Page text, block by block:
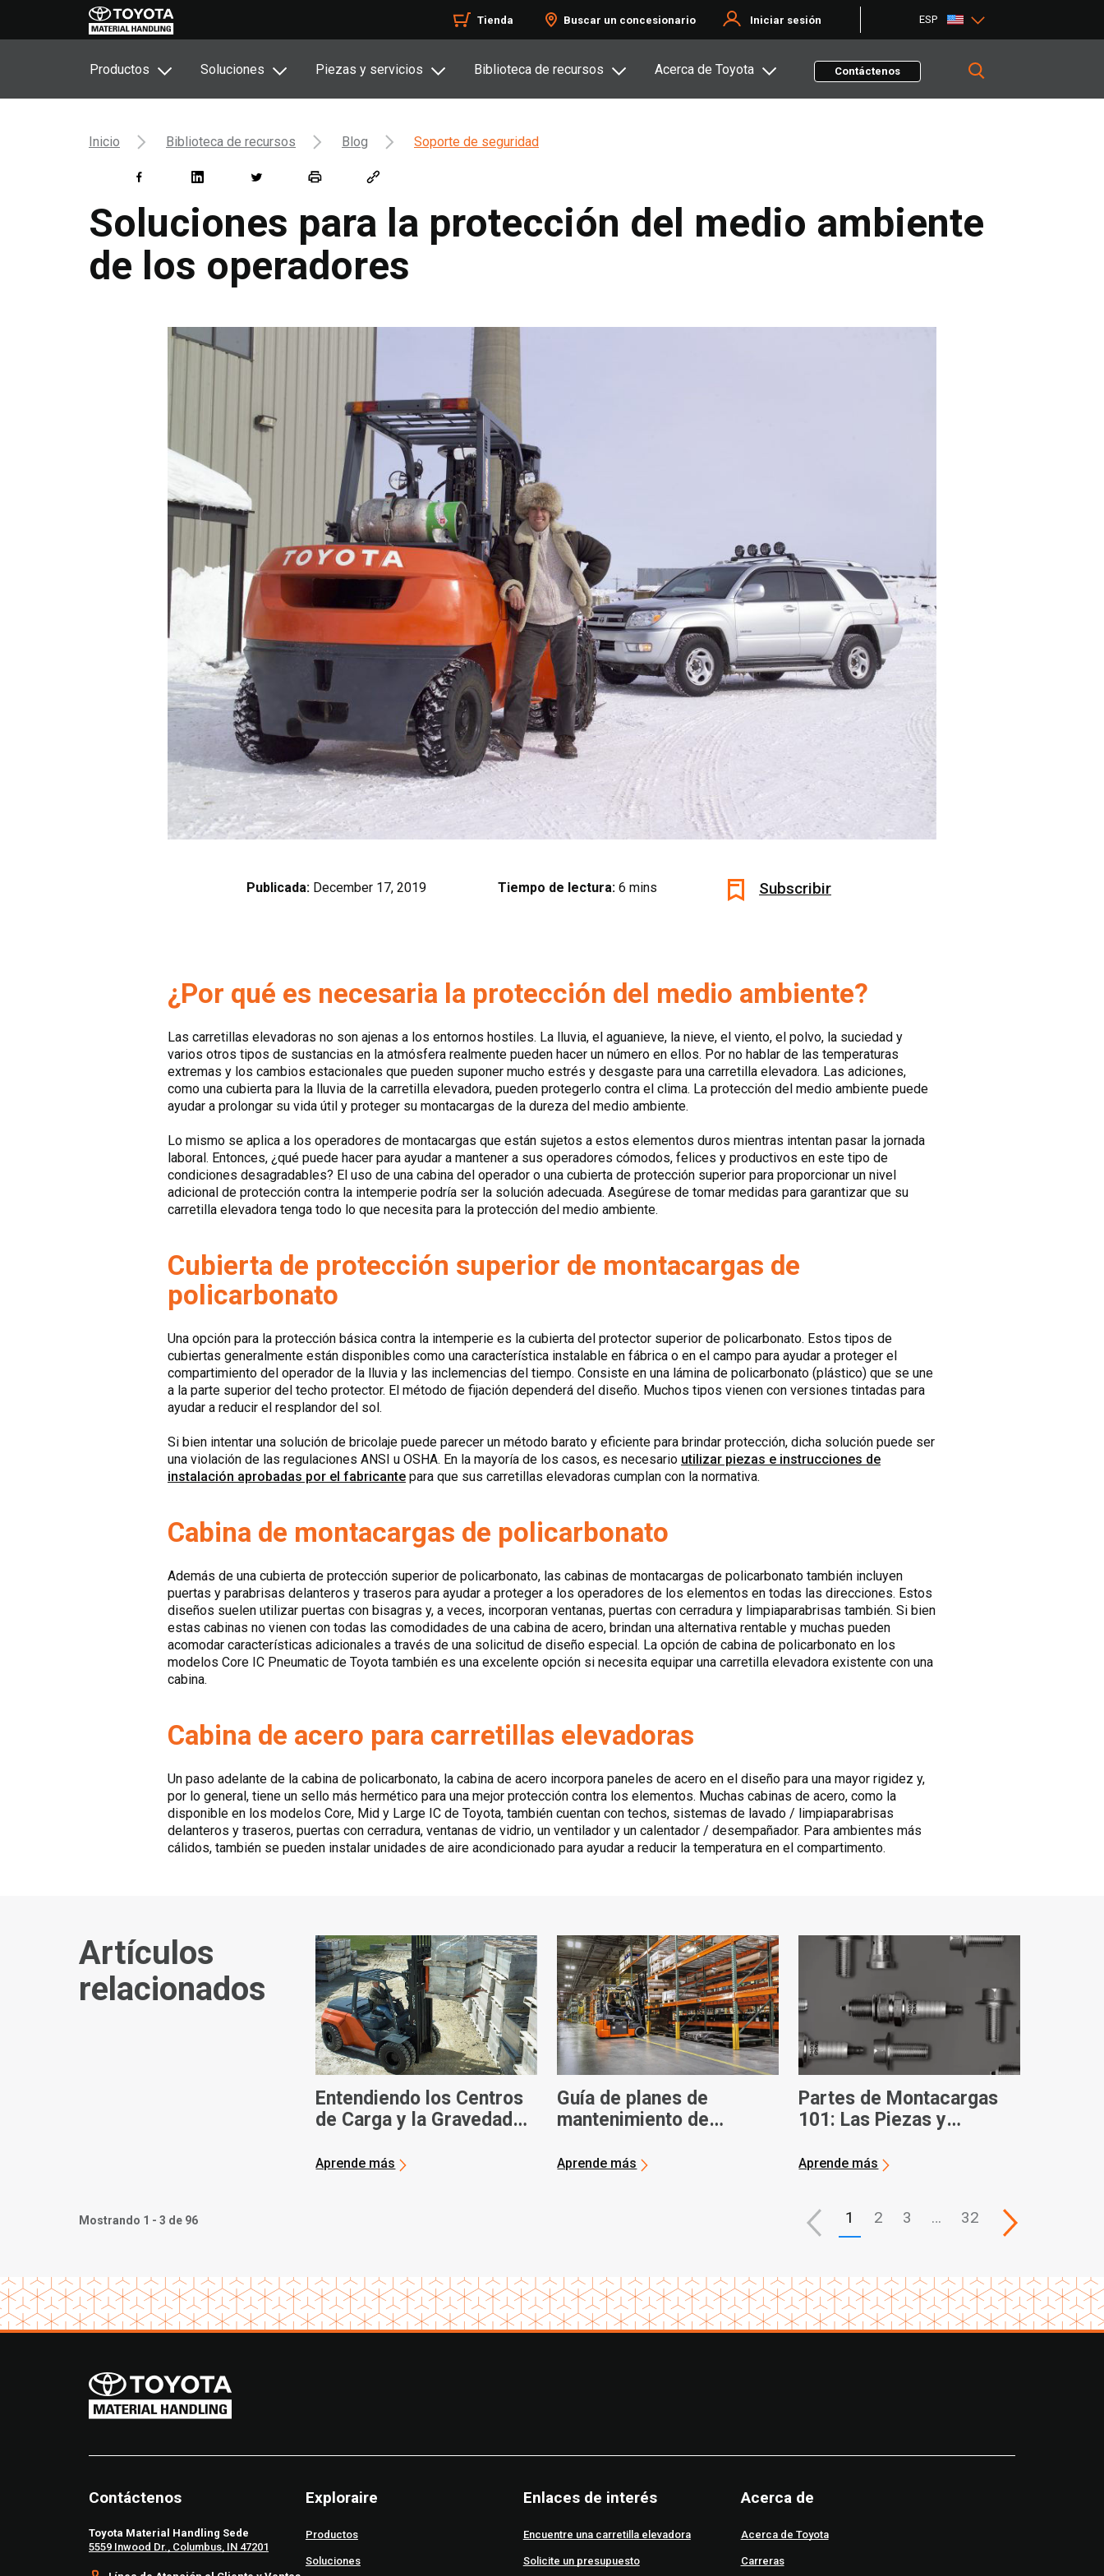
Tienda Buscar un concesionario Iniciar sesión ESP
Productos Soluciones Piezas y servicios Biblioteca de recursos Acerca de Toyota Contáctenos
Inicio Biblioteca de recursos Blog Soporte de seguridad
Soluciones para la protección del medio ambiente
de los operadores
Publicada: December 17, 2019 Tiempo de lectura: 6 mins Subscribir
¿Por qué es necesaria la protección del medio ambiente?
Las carretillas elevadoras no son ajenas a los entornos hostiles. La lluvia, el aguanieve, la nieve, el viento, el polvo, la suciedad y
varios otros tipos de sustancias en la atmósfera realmente pueden hacer un número en ellos. Por no hablar de las temperaturas
extremas y los cambios estacionales que pueden suponer mucho estrés y desgaste para una carretilla elevadora. Las adiciones,
como una cubierta para la lluvia de la carretilla elevadora, pueden protegerlo contra el clima. La protección del medio ambiente puede
ayudar a prolongar su vida útil y proteger su montacargas de la dureza del medio ambiente.
Lo mismo se aplica a los operadores de montacargas que están sujetos a estos elementos duros mientras intentan pasar la jornada
laboral. Entonces, ¿qué puede hacer para ayudar a mantener a sus operadores cómodos, felices y productivos en este tipo de
condiciones desagradables? El uso de una cabina del operador o una cubierta de protección superior para proporcionar un nivel
adicional de protección contra la intemperie podría ser la solución adecuada. Asegúrese de tomar medidas para garantizar que su
carretilla elevadora tenga todo lo que necesita para la protección del medio ambiente.
Cubierta de protección superior de montacargas de
policarbonato
Una opción para la protección básica contra la intemperie es la cubierta del protector superior de policarbonato. Estos tipos de
cubiertas generalmente están disponibles como una característica instalable en fábrica o en el campo para ayudar a proteger el
compartimiento del operador de la lluvia y las inclemencias del tiempo. Consiste en una lámina de policarbonato (plástico) que se une
a la parte superior del techo protector. El método de fijación dependerá del diseño. Muchos tipos vienen con versiones tintadas para
ayudar a reducir el resplandor del sol.
Si bien intentar una solución de bricolaje puede parecer un método barato y eficiente para brindar protección, dicha solución puede ser
una violación de las regulaciones ANSI u OSHA. En la mayoría de los casos, es necesario utilizar piezas e instrucciones de
instalación aprobadas por el fabricante para que sus carretillas elevadoras cumplan con la normativa.
Cabina de montacargas de policarbonato
Además de una cubierta de protección superior de policarbonato, las cabinas de montacargas de policarbonato también incluyen
puertas y parabrisas delanteros y traseros para ayudar a proteger a los operadores de los elementos en todas las direcciones. Estos
diseños suelen utilizar puertas con bisagras y, a veces, incorporan ventanas, puertas con cerradura y limpiaparabrisas también. Si bien
estas cabinas no vienen con todas las comodidades de una cabina de acero, brindan una alternativa rentable y muchas pueden
acomodar características adicionales a través de una solicitud de diseño especial. La opción de cabina de policarbonato en los
modelos Core IC Pneumatic de Toyota también es una excelente opción si necesita equipar una carretilla elevadora existente con una
cabina.
Cabina de acero para carretillas elevadoras
Un paso adelante de la cabina de policarbonato, la cabina de acero incorpora paneles de acero en el diseño para una mayor rigidez y,
por lo general, tiene un sello más hermético para una mejor protección contra los elementos. Muchas cabinas de acero, como la
disponible en los modelos Core, Mid y Large IC de Toyota, también cuentan con techos, sistemas de lavado / limpiaparabrisas
delanteros y traseros, puertas con cerradura, ventanas de vidrio, un ventilador y un calentador / desempañador. Para ambientes más
cálidos, también se pueden instalar unidades de aire acondicionado para ayudar a reducir la temperatura en el compartimento.
Artículos
relacionados
Entendiendo los Centros
de Carga y la Gravedad
Toyota Montacargas
Aprende más
Guía de planes de
mantenimiento de
Aprende más
Partes de Montacargas
101: Las Piezas y
Montacargas Más
Aprende más
Mostrando 1 - 3 de 96 1 2 3 … 32
Contáctenos
Toyota Material Handling Sede
5559 Inwood Dr., Columbus, IN 47201
Exploraire
Productos
Soluciones
Enlaces de interés
Encuentre una carretilla elevadora
Solicite un presupuesto
Acerca de
Acerca de Toyota
Carreras